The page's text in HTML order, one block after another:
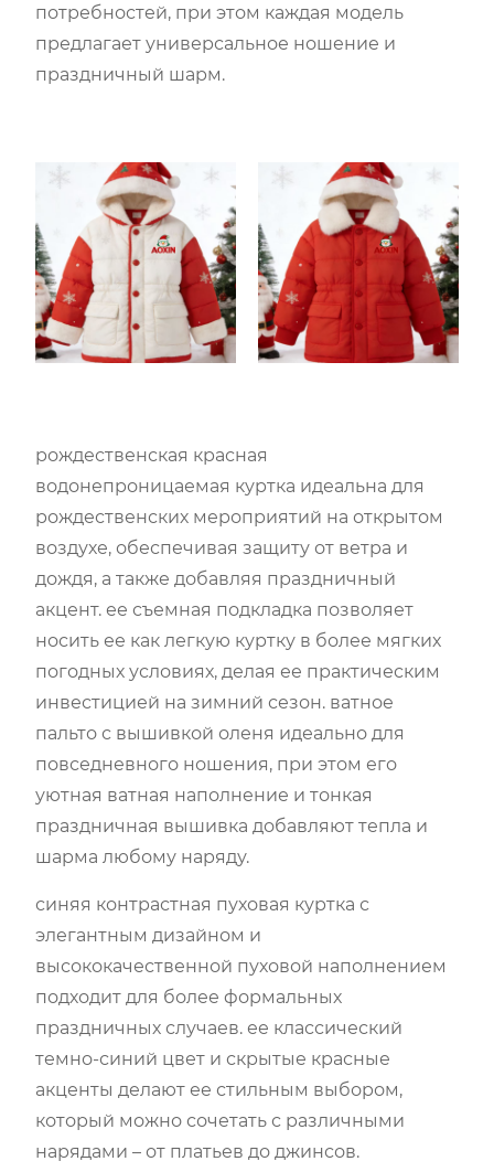
потребностей, при этом каждая модель
предлагает универсальное ношение и
праздничный шарм.
рождественская красная
водонепроницаемая куртка идеальна для
рождественских мероприятий на открытом
воздухе, обеспечивая защиту от ветра и
дождя, а также добавляя праздничный
акцент. ее съемная подкладка позволяет
носить ее как легкую куртку в более мягких
погодных условиях, делая ее практическим
инвестицией на зимний сезон. ватное
пальто с вышивкой оленя идеально для
повседневного ношения, при этом его
уютная ватная наполнение и тонкая
праздничная вышивка добавляют тепла и
шарма любому наряду.
синяя контрастная пуховая куртка с
элегантным дизайном и
высококачественной пуховой наполнением
подходит для более формальных
праздничных случаев. ее классический
темно-синий цвет и скрытые красные
акценты делают ее стильным выбором,
который можно сочетать с различными
нарядами – от платьев до джинсов.